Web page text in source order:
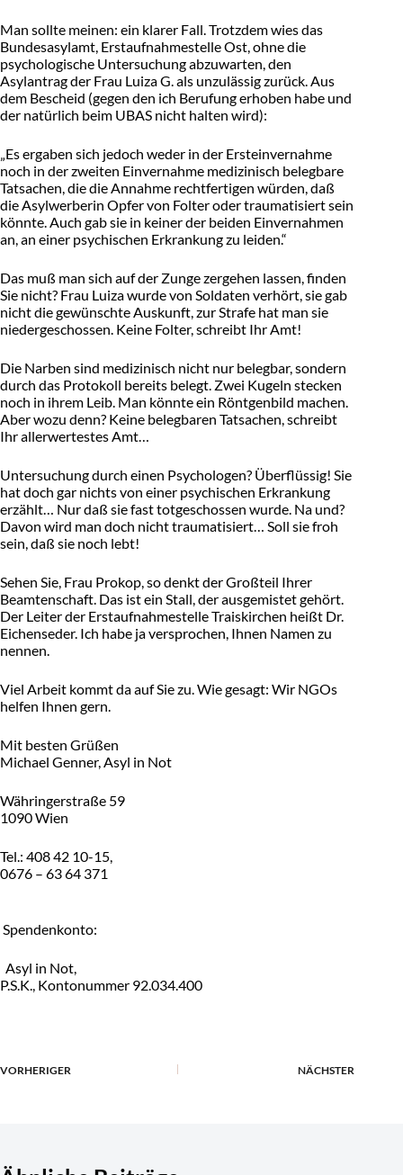
Man sollte meinen: ein klarer Fall. Trotzdem wies das
Bundesasylamt, Erstaufnahmestelle Ost, ohne die
psychologische Untersuchung abzuwarten, den
Asylantrag der Frau Luiza G. als unzulässig zurück. Aus
dem Bescheid (gegen den ich Berufung erhoben habe und
der natürlich beim UBAS nicht halten wird):
„Es ergaben sich jedoch weder in der Ersteinvernahme
noch in der zweiten Einvernahme medizinisch belegbare
Tatsachen, die die Annahme rechtfertigen würden, daß
die Asylwerberin Opfer von Folter oder traumatisiert sein
könnte. Auch gab sie in keiner der beiden Einvernahmen
an, an einer psychischen Erkrankung zu leiden.“
Das muß man sich auf der Zunge zergehen lassen, finden
Sie nicht? Frau Luiza wurde von Soldaten verhört, sie gab
nicht die gewünschte Auskunft, zur Strafe hat man sie
niedergeschossen. Keine Folter, schreibt Ihr Amt!
Die Narben sind medizinisch nicht nur belegbar, sondern
durch das Protokoll bereits belegt. Zwei Kugeln stecken
noch in ihrem Leib. Man könnte ein Röntgenbild machen.
Aber wozu denn? Keine belegbaren Tatsachen, schreibt
Ihr allerwertestes Amt…
Untersuchung durch einen Psychologen? Überflüssig! Sie
hat doch gar nichts von einer psychischen Erkrankung
erzählt… Nur daß sie fast totgeschossen wurde. Na und?
Davon wird man doch nicht traumatisiert… Soll sie froh
sein, daß sie noch lebt!
Sehen Sie, Frau Prokop, so denkt der Großteil Ihrer
Beamtenschaft. Das ist ein Stall, der ausgemistet gehört.
Der Leiter der Erstaufnahmestelle Traiskirchen heißt Dr.
Eichenseder. Ich habe ja versprochen, Ihnen Namen zu
nennen.
Viel Arbeit kommt da auf Sie zu. Wie gesagt: Wir NGOs
helfen Ihnen gern.
Mit besten Grüßen
Michael Genner, Asyl in Not
Währingerstraße 59
1090 Wien
Tel.: 408 42 10-15,
0676 – 63 64 371
Spendenkonto:
Asyl in Not,
P.S.K., Kontonummer 92.034.400
VORHERIGER NÄCHSTER